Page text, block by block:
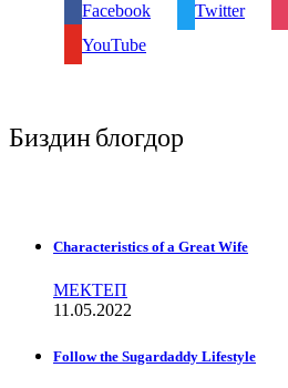
Facebook Twitter
YouTube
Биздин блогдор
Characteristics of a Great Wife
МЕКТЕП
11.05.2022
Follow the Sugardaddy Lifestyle